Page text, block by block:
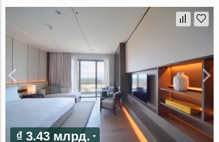
₫ 3.43 млрд.